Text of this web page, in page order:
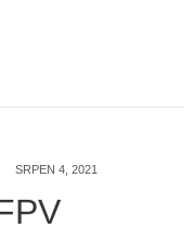
SRPEN 4, 2021